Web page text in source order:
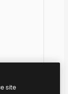
site